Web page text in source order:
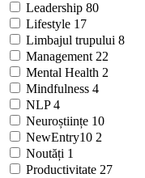
Leadership 80
Lifestyle 17
Limbajul trupului 8
Management 22
Mental Health 2
Mindfulness 4
NLP4
Neuroștiințe 10
NewEntry10 2
Noutăți 1
Productivitate 27